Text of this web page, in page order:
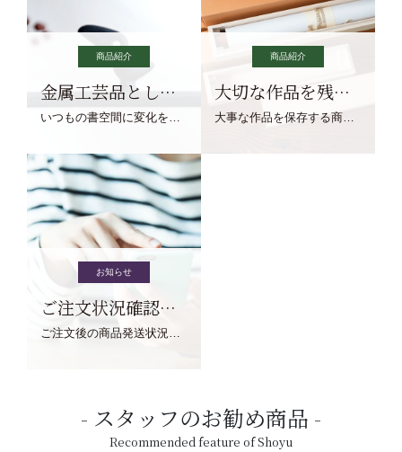
商品紹介
金属工芸品としての文鎮
いつもの書空間に変化を与えてくれる、見ているだけで愉しくなる金属工芸品の文鎮をご紹介します。
商品紹介
大切な作品を残す作品保存商品
大事な作品を保存する商品を取りまとめてご紹介ます。
お知らせ
ご注文状況確認について
ご注文後の商品発送状況については、こちらからご確認くださいませ。
スタッフのお勧め商品
Recommended feature of Shoyu